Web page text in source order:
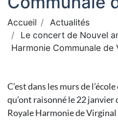
Accueil
Actualités
Le concert de Nouvel
Harmonie Communale de
C’est dans les murs de
qu’ont raisonné le 22 janvier
Royale Harmonie de